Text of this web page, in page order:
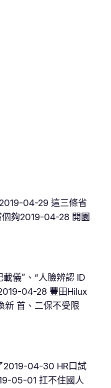
04-29 這三條省
個夠2019-04-28 開園
儀”、“人臉辨認 ID
04-28 豐田Hilux
新 首、二保不受限
2019-04-30 HR口試
05-01 扛不住國人